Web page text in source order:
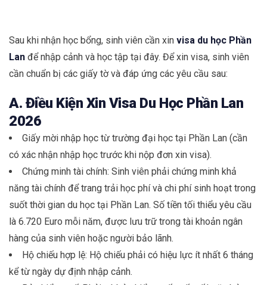
Sau khi nhận học bổng, sinh viên cần xin visa du học Phần
Lan để nhập cảnh và học tập tại đây. Để xin visa, sinh viên
cần chuẩn bị các giấy tờ và đáp ứng các yêu cầu sau:
A. Điều Kiện Xin Visa Du Học Phần Lan
2026
Giấy mời nhập học từ trường đại học tại Phần Lan (cần
có xác nhận nhập học trước khi nộp đơn xin visa).
Chứng minh tài chính: Sinh viên phải chứng minh khả
năng tài chính để trang trải học phí và chi phí sinh hoạt trong
suốt thời gian du học tại Phần Lan. Số tiền tối thiểu yêu cầu
là 6.720 Euro mỗi năm, được lưu trữ trong tài khoản ngân
hàng của sinh viên hoặc người bảo lãnh.
Hộ chiếu hợp lệ: Hộ chiếu phải có hiệu lực ít nhất 6 tháng
kể từ ngày dự định nhập cảnh.